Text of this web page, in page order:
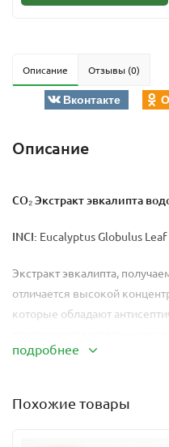
Описание Отзывы (0)
Вконтакте
Описание
CO₂ Экстракт эвкалипта
INCI: Eucalyptus Globulus
Экстракт эвкалипта,
отличается высокой
которые обладают
кожу от токсинов и
нормализует работу сальных
незаменимым для ухода за
подробнее
Похожие товары